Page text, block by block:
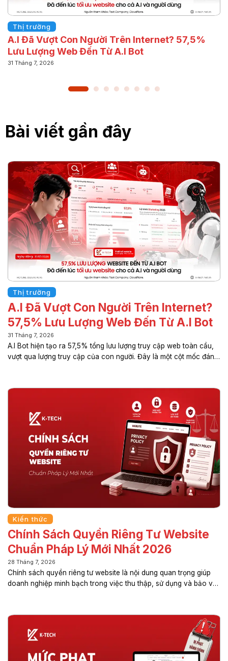
Thị trường
A.I Đã Vượt Con Người Trên Internet? 57,5%
Lưu Lượng Web Đến Từ A.I Bot
31 Tháng 7, 2026
Bài viết gần đây
Thị trường
A.I Đã Vượt Con Người Trên Internet?
57,5% Lưu Lượng Web Đến Từ A.I Bot
31 Tháng 7, 2026
A.I Bot hiện tạo ra 57,5% tổng lưu lượng truy cập web toàn cầu,
vượt qua lượng truy cập của con người. Đây là một cột mốc đáng
trở thành một “người dùng” thực thụ trên môi trường số. Sự thay
đổi này không chỉ tác động đến cách Internet vận hành mà còn
ảnh hưởng trực tiếp đến các doanh nghiệp xây dựng website,
phát triển nội dung và tiếp cận...
Kiến thức
Chính Sách Quyền Riêng Tư Website
Chuẩn Pháp Lý Mới Nhất 2026
28 Tháng 7, 2026
Chính sách quyền riêng tư website là nội dung quan trọng giúp
doanh nghiệp minh bạch trong việc thu thập, sử dụng và bảo vệ
thương hiệu, tạo niềm tin với khách hàng và hạn chế các rủi ro
pháp lý trong quá trình vận hành website. Trong bài viết này, K-
TECH sẽ giúp bạn hiểu rõ quy định mới nhất năm 2026, các nội
dung cần có và cách xây dựng chính...